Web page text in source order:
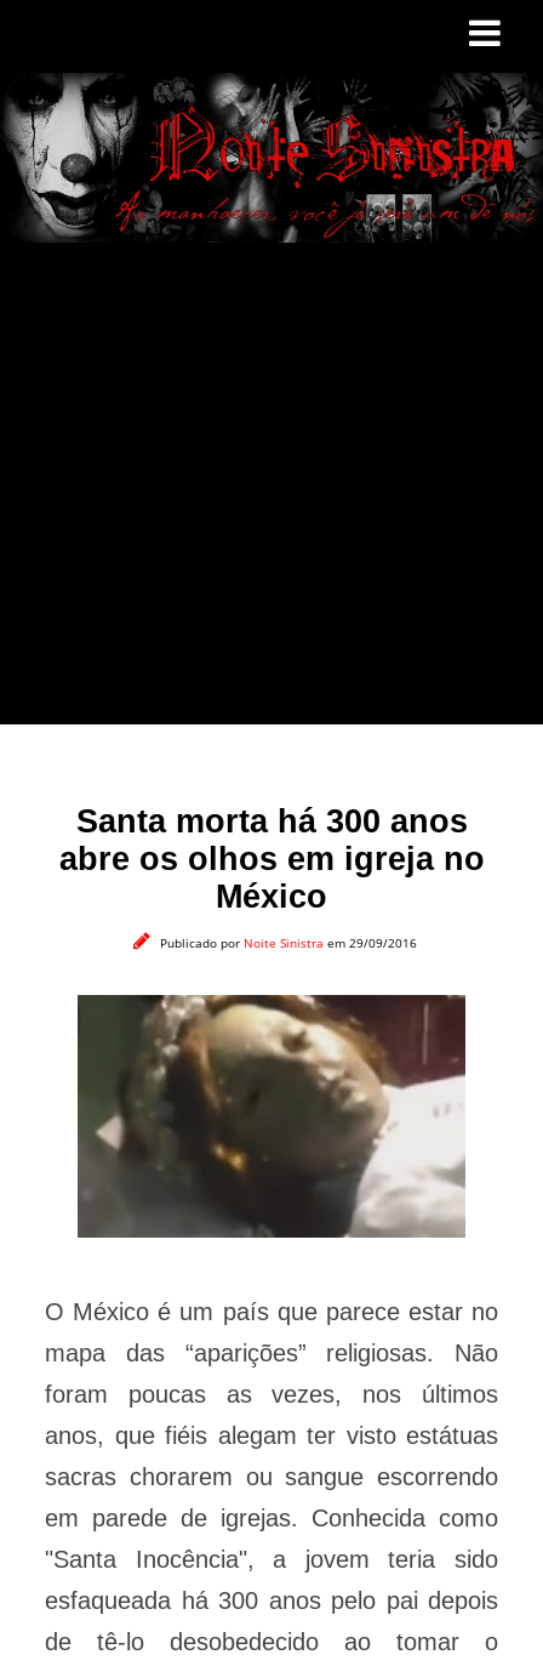
Santa morta há 300 anos
abre os olhos em igreja no
México
Publicado por Noite Sinistra em 29/09/2016
O México é um país que parece estar no
mapa das “aparições” religiosas. Não
foram poucas as vezes, nos últimos
anos, que fiéis alegam ter visto estátuas
sacras chorarem ou sangue escorrendo
em parede de igrejas. Conhecida como
"Santa Inocência", a jovem teria sido
esfaqueada há 300 anos pelo pai depois
de tê-lo desobedecido ao tomar o